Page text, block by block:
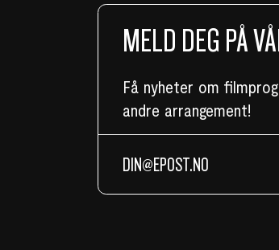
MELD DEG PÅ
Få nyheter om
andre arrangement!